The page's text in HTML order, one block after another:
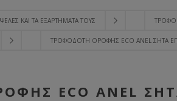
ΚΑΙ ΤΑ ΕΞΑΡΤΉΜΑΤΑ ΤΟΥΣ
ΤΡΟΦΟΔΌΤΗ ΟΡΟΦΉΣ ECO ANEL ΣΉΤΑ
ECO ANEL